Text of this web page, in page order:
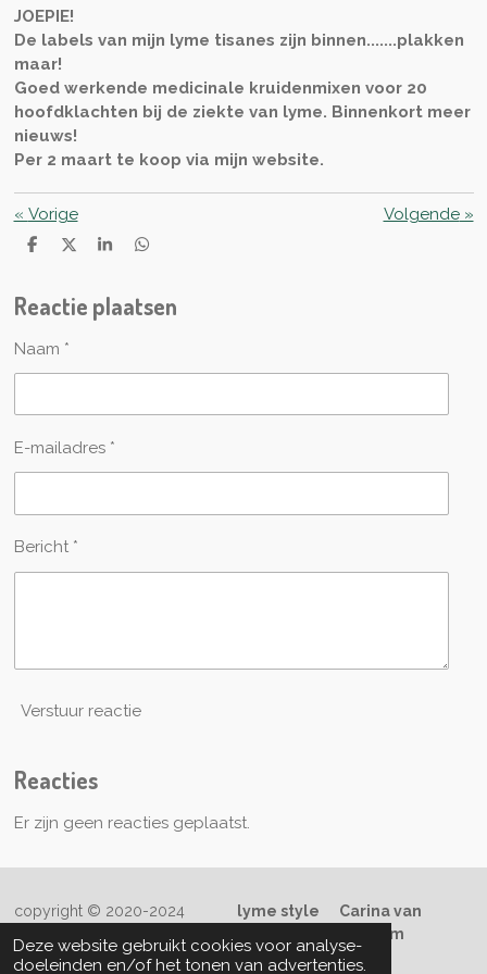
Deze website gebruikt cookies voor analyse-
doeleinden en/of het tonen van advertenties.
JOEPIE!
De labels van mijn lyme tisanes zijn binnen.......plakken
maar!
Goed werkende medicinale kruidenmixen voor 20
hoofdklachten bij de ziekte van lyme. Binnenkort meer
nieuws!
Per 2 maart te koop via mijn website.
« Vorige Volgende»
D
e
n
D
l
S
r
e
D
e
n
Reactie plaatsen
Naam *
E-mailadres *
Bericht *
Verstuur reactie
Reacties
Er zijn geen reacties geplaatst.
copyright © 2020-2024lyme style
Carina van
boeklymestyle@gmail.com
Powered by JouwWeb